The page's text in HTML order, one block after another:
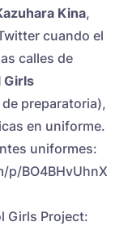
Kina,
cuando el
calles de
Girls
preparatoria),
en uniforme.
uniformes:
BO4BHvUhnX
Girls Project: